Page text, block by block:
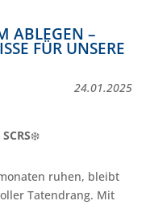
ABLEGEN –
FÜR UNSERE
24.01.2025
❄️
ruhen, bleibt
Tatendrang. Mit